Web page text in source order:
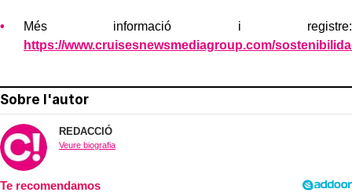
Més informació i registre:
https://www.cruisesnewsmediagroup.com/
Sobre l'autor
REDACCIÓ
Veure biografia